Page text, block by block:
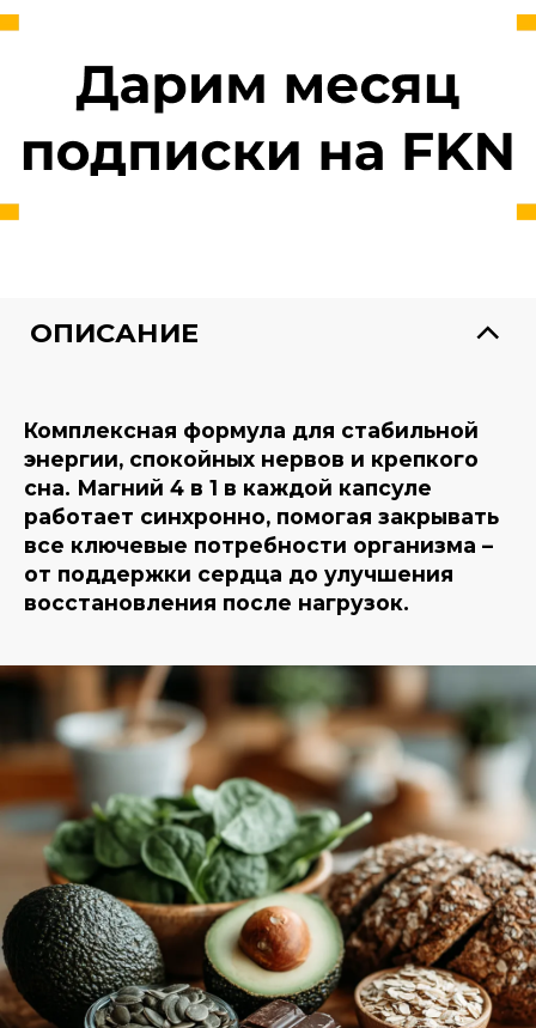
ОПИСАНИЕ
Комплексная формула для стабильной
энергии, спокойных нервов и крепкого
сна. Магний 4 в 1 в каждой капсуле
работает синхронно, помогая закрывать
все ключевые потребности организма –
от поддержки сердца до улучшения
восстановления после нагрузок.